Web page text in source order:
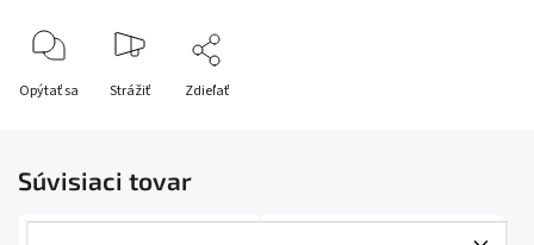
Opýtať sa Strážiť Zdieľať
Súvisiaci tovar